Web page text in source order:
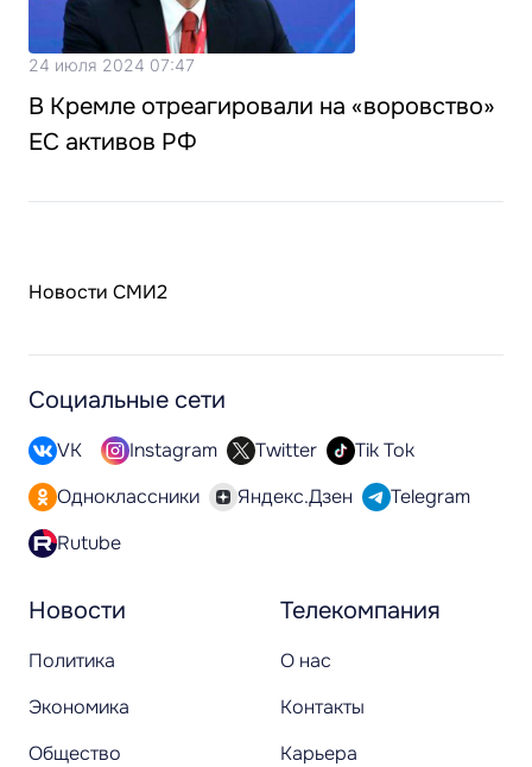
24 июля 2024 07:47
В Кремле отреагировали на «воровство»
ЕС активов РФ
Новости СМИ2
Новости
Политика
Экономика
Общество
Телекомпания
О нас
Контакты
Карьера
Социальные сети
VK Instagram Twitter
Tik Tok
Одноклассники
Яндекс.Дзен
Telegram
Rutube